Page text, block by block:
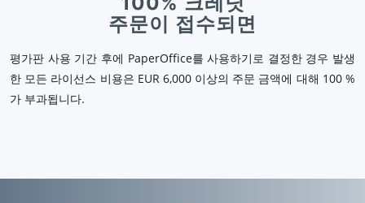
주문이 접수되면
평가판 사용 기간 후에 PaperOffice를 사용하기로 결정한 경우 발생
한 모든 라이선스 비용은 EUR 6,000 이상의 주문 금액에 대해 100 %
가 부과됩니다.